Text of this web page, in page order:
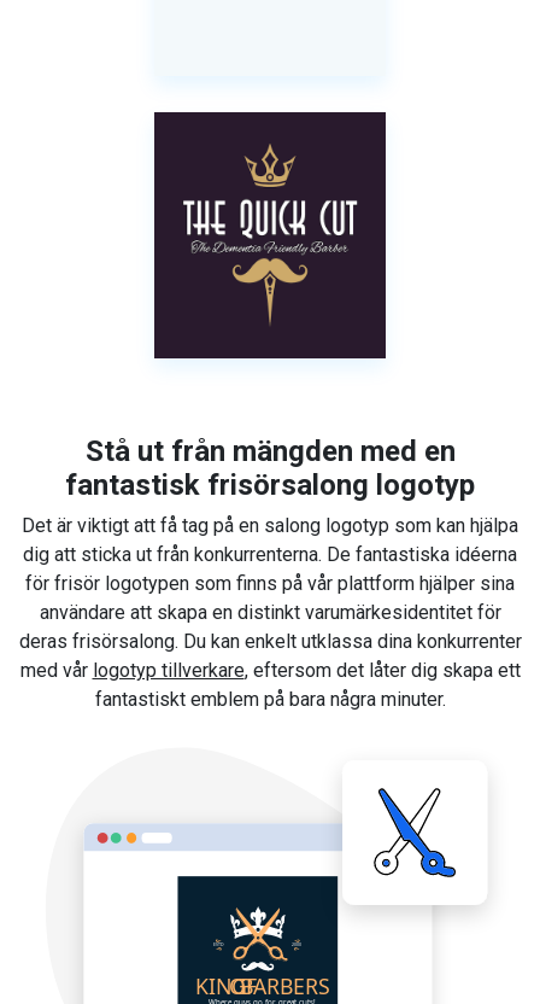
Stå ut från mängden med en
fantastisk frisörsalong logotyp
Det är viktigt att få tag på en salong logotyp som kan hjälpa
dig att sticka ut från konkurrenterna. De fantastiska idéerna
för frisör logotypen som finns på vår plattform hjälper sina
användare att skapa en distinkt varumärkesidentitet för
deras frisörsalong. Du kan enkelt utklassa dina konkurrenter
med vår logotyp tillverkare, eftersom det låter dig skapa ett
fantastiskt emblem på bara några minuter.